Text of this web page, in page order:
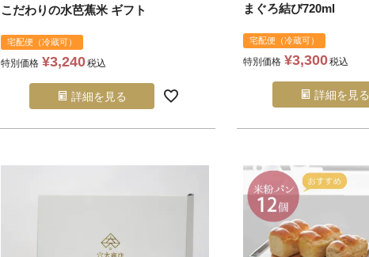
こだわりの水芭蕉米 ギフト
宅配便（冷蔵可）
特別価格 ¥3,240税込
詳細を見る
まぐろ結び720ml
宅配便（冷蔵可）
特別価格 ¥3,300税込
詳細を見る